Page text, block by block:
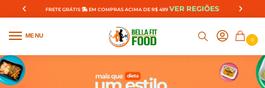
FRETE GRÁTIS EM COMPRAS ACIMA DE R$ 499 VER REGIÕES
MENU
0